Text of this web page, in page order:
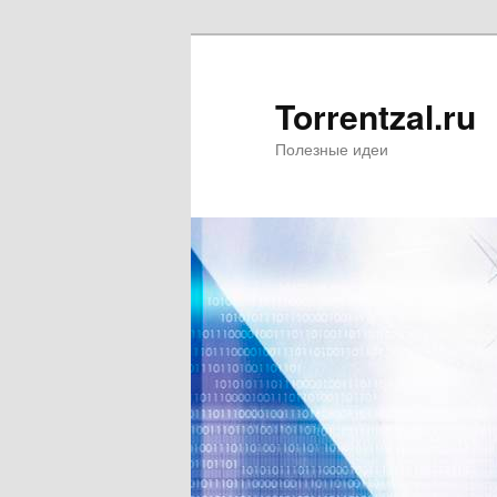
Torrentzal.ru
Полезные идеи